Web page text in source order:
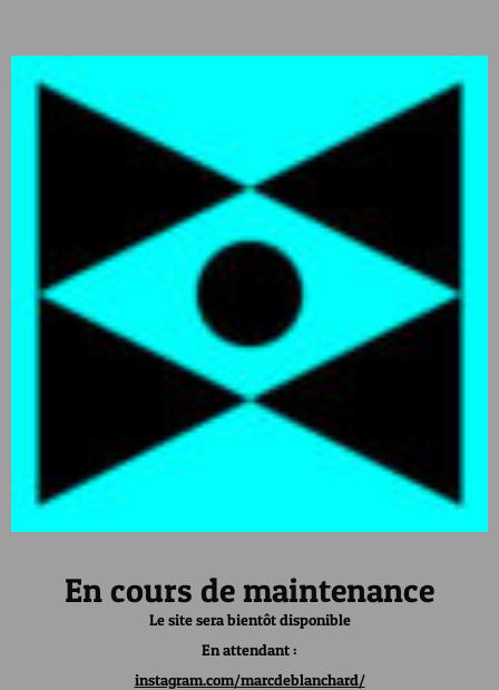
En cours de maintenance
Le site sera bientôt disponible
En attendant :
instagram.com/marcdeblanchard/